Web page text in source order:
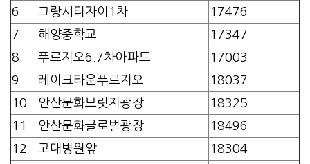
6
그랑시티자이1차
17476
7
해양중학교
17347
8
푸르지오6.7차아파트
17003
9
레이크타운푸르지오
18037
10
안산문화브릿지광장
18325
11
안산문화글로벌광장
18496
12
고대병원앞
18304